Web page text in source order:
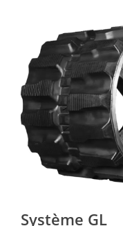
Système GL